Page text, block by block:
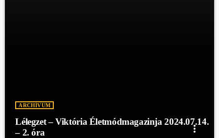
ARCHÍVUM
Lélegzet – Viktória Életmódmagazinja 2024.07.14.
– 2. óra
more_vert